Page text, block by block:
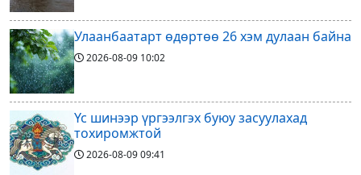
Улаанбаатарт өдөртөө 26 хэм дулаан байна
2026-08-09 10:02
Үс шинээр үргээлгэх буюу засуулахад
тохиромжтой
2026-08-0909:41